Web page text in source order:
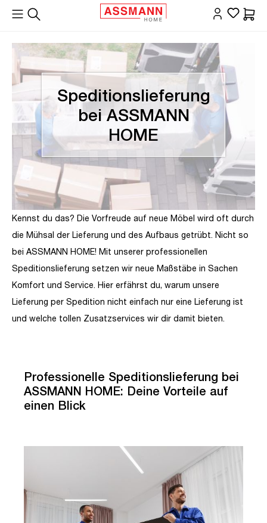
springen
Speditionslieferung
bei ASSMANN
HOME
Kennst du das? Die Vorfreude auf neue Möbel wird oft durch
die Mühsal der Lieferung und des Aufbaus getrübt. Nicht so
bei ASSMANN HOME! Mit unserer professionellen
Speditionslieferung setzen wir neue Maßstäbe in Sachen
Komfort und Service. Hier erfährst du, warum unsere
Lieferung per Spedition nicht einfach nur eine Lieferung ist
und welche tollen Zusatzservices wir dir damit bieten.
Professionelle Speditionslieferung bei
ASSMANN HOME: Deine Vorteile auf
einen Blick